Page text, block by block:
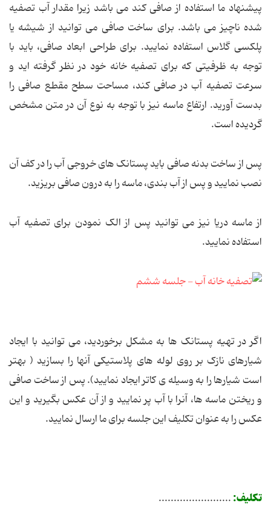
پیشنهاد ما استفاده از صافی کند می باشد زیرا مقدار آب تصفیه
شده ناچیز می باشد. برای ساخت صافی می توانید از شیشه یا
پلکسی گلاس استفاده نمایید. برای طراحی ابعاد صافی، باید با
توجه به ظرفیتی که برای تصفیه خانه خود در نظر گرفته اید و
سرعت تصفیه آب در صافی کند، مساحت سطح مقطع صافی را
بدست آورید. ارتفاع ماسه نیز با توجه به نوع آن در متن مشخص
گردیده است.
پس از ساخت بدنه صافی باید پستانک های خروجی آب را در کف آن
نصب نمایید و پس از آب بندی، ماسه را به درون صافی بریزید.
از ماسه دریا نیز می توانید پس از الک نمودن برای تصفیه آب
استفاده نمایید.
اگر در تهیه پستانک ها به مشکل برخوردید، می توانید با ایجاد
شیارهای نازک بر روی لوله های پلاستیکی آنها را بسازید ( بهتر
است شیارها را به وسیله ی کاتر ایجاد نمایید). پس از ساخت صافی
و ریختن ماسه ها، آنرا با آب پر نمایید و از آن عکس بگیرید و این
عکس را به عنوان تکلیف این جلسه برای ما ارسال نمایید.
تکلیف:........................